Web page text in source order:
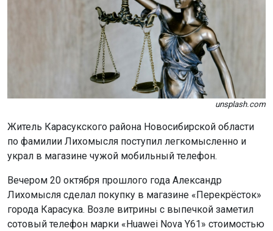
unsplash.com
Житель Карасукского района Новосибирской области
по фамилии Лихомысля поступил легкомысленно и
украл в магазине чужой мобильный телефон.
Вечером 20 октября прошлого года Александр
Лихомысля сделал покупку в магазине «Перекрёсток»
города Карасука. Возле витрины с выпечкой заметил
сотовый телефон марки «Huawei Nova Y61» стоимостью